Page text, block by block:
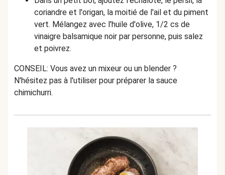
coriandre et l'origan, la moitié de l'ail et du piment
vert. Mélangez avec l'huile d'olive, 1/2 cs de
vinaigre balsamique noir par personne, puis salez
et poivrez.
CONSEIL: Vous avez un mixeur ou un blender ?
N'hésitez pas à l'utiliser pour préparer la sauce
chimichurri.